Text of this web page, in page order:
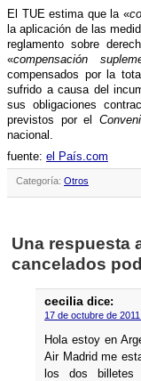
El TUE estima que la «
la aplicación de las
reglamento sobre
«compensación
compensados por la
sufrido a causa del
sus obligaciones
previstos por el
nacional.
fuente: el Paí­s.com
Categoría: Otros
Una respuesta
cancelados
cecilia dice:
17 de octubre de
Hola estoy en
Air Madrid me
los dos billetes